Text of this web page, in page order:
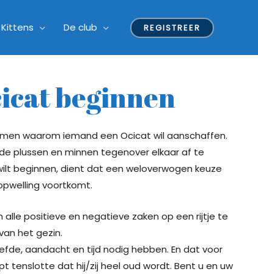
Kittens De club REGISTREER
beginnen
waarom iemand een Ocicat wil aanschaffen.
plussen en minnen tegenover elkaar af te
beginnen, dient dat een weloverwogen keuze
voortkomt.
positieve en negatieve zaken op een rijtje te
het gezin.
aandacht en tijd nodig hebben. En dat voor
tenslotte dat hij/zij heel oud wordt. Bent u en uw